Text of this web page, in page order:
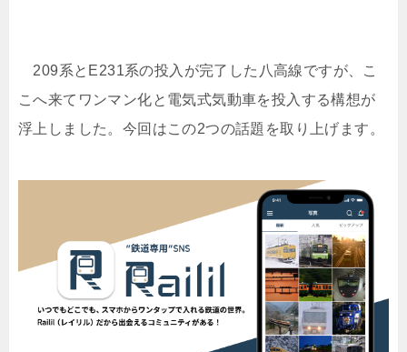
209系とE231系の投入が完了した八高線ですが、こ
こへ来てワンマン化と電気式気動車を投入する構想が
浮上しました。今回はこの2つの話題を取り上げます。